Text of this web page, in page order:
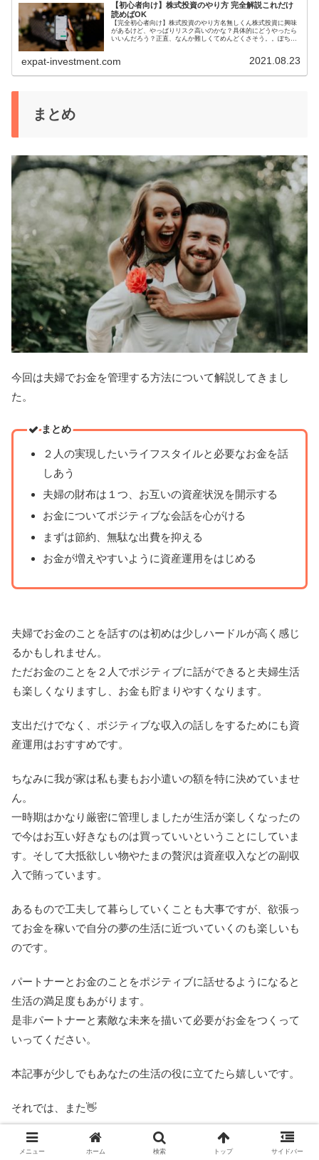
【初心者向け】株式投資のやり方 完全解説これだけ
読めばOK
【完全初心者向け】株式投資のやり方名無しくん株式投資に興味
があるけど、やっぱりリスク高いのかな？具体的にどうやったら
いいんだろう？正直、なんか難しくてめんどくさそう。。ぽちゃ
expat-investment.com 2021.08.23
まとめ
今回は夫婦でお金を管理する方法について解説してきまし
た。
まとめ
２人の実現したいライフスタイルと必要なお金を話
しあう
夫婦の財布は１つ、お互いの資産状況を開示する
お金についてポジティブな会話を心がける
まずは節約、無駄な出費を抑える
お金が増えやすいように資産運用をはじめる
夫婦でお金のことを話すのは初めは少しハードルが高く感じ
るかもしれません。
ただお金のことを２人でポジティブに話ができると夫婦生活
も楽しくなりますし、お金も貯まりやすくなります。
支出だけでなく、ポジティブな収入の話しをするためにも資
産運用はおすすめです。
ちなみに我が家は私も妻もお小遣いの額を特に決めていませ
ん。
一時期はかなり厳密に管理しましたが生活が楽しくなったの
で今はお互い好きなものは買っていいということにしていま
す。そして大抵欲しい物やたまの贅沢は資産収入などの副収
入で賄っています。
あるもので工夫して暮らしていくことも大事ですが、欲張っ
てお金を稼いで自分の夢の生活に近づいていくのも楽しいも
のです。
パートナーとお金のことをポジティブに話せるようになると
生活の満足度もあがります。
是非パートナーと素敵な未来を描いて必要がお金をつくって
いってください。
本記事が少しでもあなたの生活の役に立てたら嬉しいです。
それでは、また👋
アメリカ株をやるならDMMとマネックス証券がおすす
メニュー ホーム 検索 トップ サイドバー